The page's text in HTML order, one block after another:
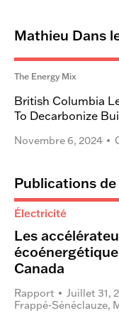
Mathieu Dans
The Energy Mix
British Columbia
To Decarbonize
Novembre 6, 2024
Publications
Électricité
Les
Canada
Rapport Juillet 31,
Frappé-Sénéclauze,